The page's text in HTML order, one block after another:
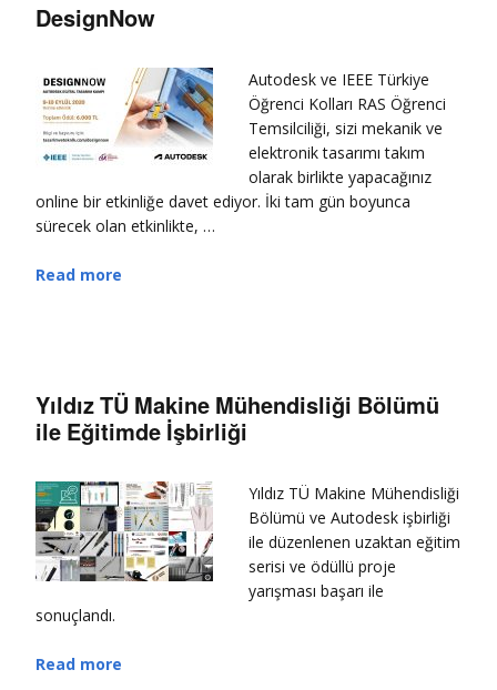
DesignNow
Autodesk ve IEEE Türkiye
Öğrenci Kolları RAS Öğrenci
Temsilciliği, sizi mekanik ve
elektronik tasarımı takım
olarak birlikte yapacağınız
online bir etkinliğe davet ediyor. İki tam gün boyunca
sürecek olan etkinlikte, …
Read more
Yıldız TÜ Makine Mühendisliği Bölümü
ile Eğitimde İşbirliği
Yıldız TÜ Makine Mühendisliği
Bölümü ve Autodesk işbirliği
ile düzenlenen uzaktan eğitim
serisi ve ödüllü proje
yarışması başarı ile
sonuçlandı.
Read more